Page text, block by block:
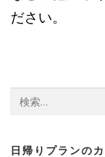
ださい。
索:
日帰りプランの